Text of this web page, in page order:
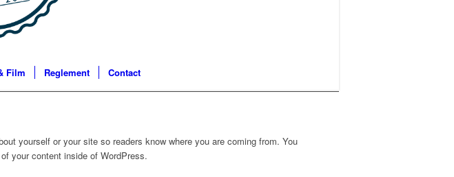
Film Reglement Contact
yourself or your site so readers know where you are coming from. You
your content inside of WordPress.